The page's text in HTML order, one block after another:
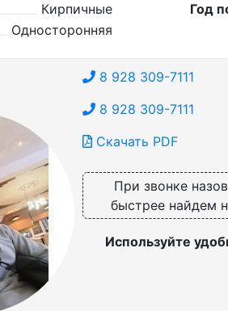
Кирпичные
Односторонняя
Год
8 928 309-7111
8 928 309-7111
Скачать PDF
При звонке
быстрее найдем
Используйте